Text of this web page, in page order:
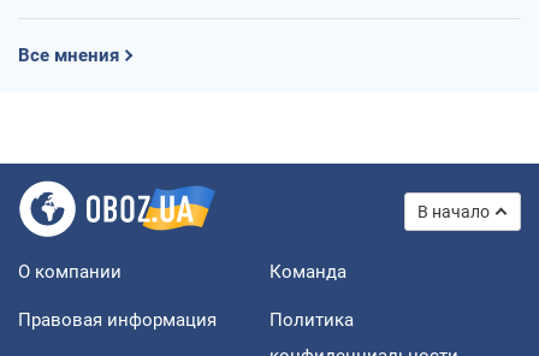
Все мнения
В начало
О компании Команда
Правовая информация
Политика